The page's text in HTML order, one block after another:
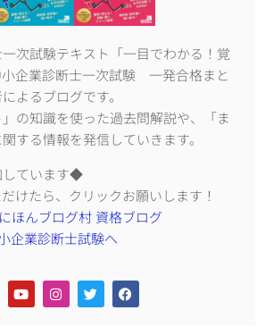
次試験テキスト「一目でわかる！覚
小企業診断士一次試験 一発合格まと
よるブログです。
」の知識を使った過去問解説や、「ま
する情報を発信していきます。
ています◆
けたら、クリックお願いします！